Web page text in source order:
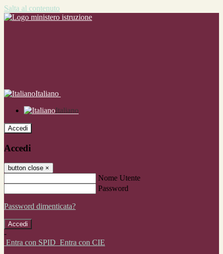
Salta al contenuto
Italiano
Italiano
Accedi
Accedi
button close ×
Nome Utente
Password
Password dimenticata?
-
Entra con SPID Entra con CIE